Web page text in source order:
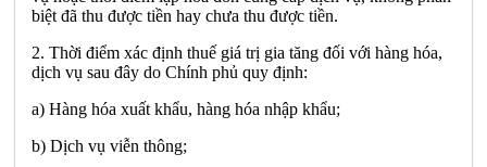
biệt đã thu được tiền hay chưa thu được tiền.
2. Thời điểm xác định thuế giá trị gia tăng đối với hàng hóa,
dịch vụ sau đây do Chính phủ quy định:
a) Hàng hóa xuất khẩu, hàng hóa nhập khẩu;
b) Dịch vụ viễn thông;